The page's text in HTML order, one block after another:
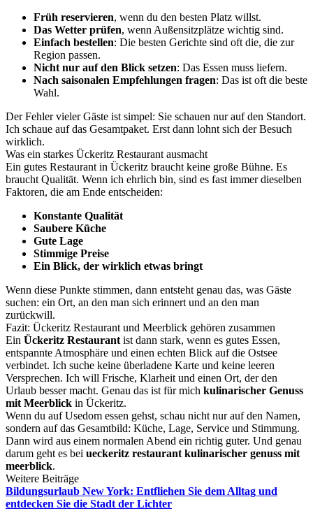
Früh reservieren, wenn du den besten Platz willst.
Das Wetter prüfen, wenn Außensitzplätze wichtig sind.
Einfach bestellen: Die besten Gerichte sind oft die, die zur
Region passen.
Nicht nur auf den Blick setzen: Das Essen muss liefern.
Nach saisonalen Empfehlungen fragen: Das ist oft die beste
Wahl.
Der Fehler vieler Gäste ist simpel: Sie schauen nur auf den Standort.
Ich schaue auf das Gesamtpaket. Erst dann lohnt sich der Besuch
wirklich.
Was ein starkes Ückeritz Restaurant ausmacht
Ein gutes Restaurant in Ückeritz braucht keine große Bühne. Es
braucht Qualität. Wenn ich ehrlich bin, sind es fast immer dieselben
Faktoren, die am Ende entscheiden:
Konstante Qualität
Saubere Küche
Gute Lage
Stimmige Preise
Ein Blick, der wirklich etwas bringt
Wenn diese Punkte stimmen, dann entsteht genau das, was Gäste
suchen: ein Ort, an den man sich erinnert und an den man
zurückwill.
Fazit: Ückeritz Restaurant und Meerblick gehören zusammen
Ein Ückeritz Restaurant ist dann stark, wenn es gutes Essen,
entspannte Atmosphäre und einen echten Blick auf die Ostsee
verbindet. Ich suche keine überladene Karte und keine leeren
Versprechen. Ich will Frische, Klarheit und einen Ort, der den
Urlaub besser macht. Genau das ist für mich kulinarischer Genuss
mit Meerblick in Ückeritz.
Wenn du auf Usedom essen gehst, schau nicht nur auf den Namen,
sondern auf das Gesamtbild: Küche, Lage, Service und Stimmung.
Dann wird aus einem normalen Abend ein richtig guter. Und genau
darum geht es bei ueckeritz restaurant kulinarischer genuss mit
meerblick.
Weitere Beiträge
Bildungsurlaub New York: Entfliehen Sie dem Alltag und
entdecken Sie die Stadt der Lichter